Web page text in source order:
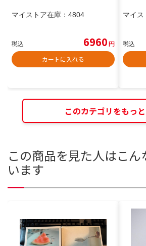
マイストア在庫： 4804
税込 6960円
カートに入れる
マイス
税込
このカテゴリをもっ
この商品を見た人はこん
います